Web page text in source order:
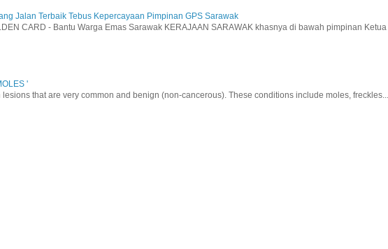
Jalan Terbaik Tebus Kepercayaan Pimpinan GPS Sarawak
CARD - Bantu Warga Emas Sarawak KERAJAAN SARAWAK khasnya di bawah pimpinan
'
that are very common and benign (non-cancerous). These conditions include moles, freckles...